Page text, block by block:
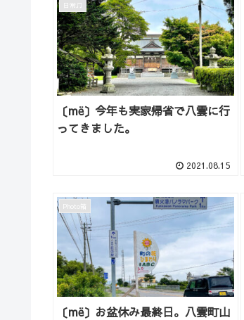
日常♫
〔më〕今年も実家帰省で八雲に行
ってきました。
2021.08.15
Photo箱
〔më〕お盆休み最終日。八雲町山